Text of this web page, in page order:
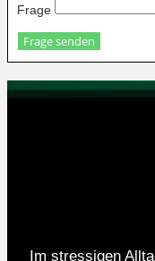
Frage
Frage senden
Im stressigen